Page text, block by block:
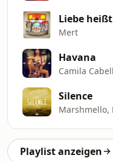
Liebe heißt
Mert
Havana
Silence
Playlist anzeigen